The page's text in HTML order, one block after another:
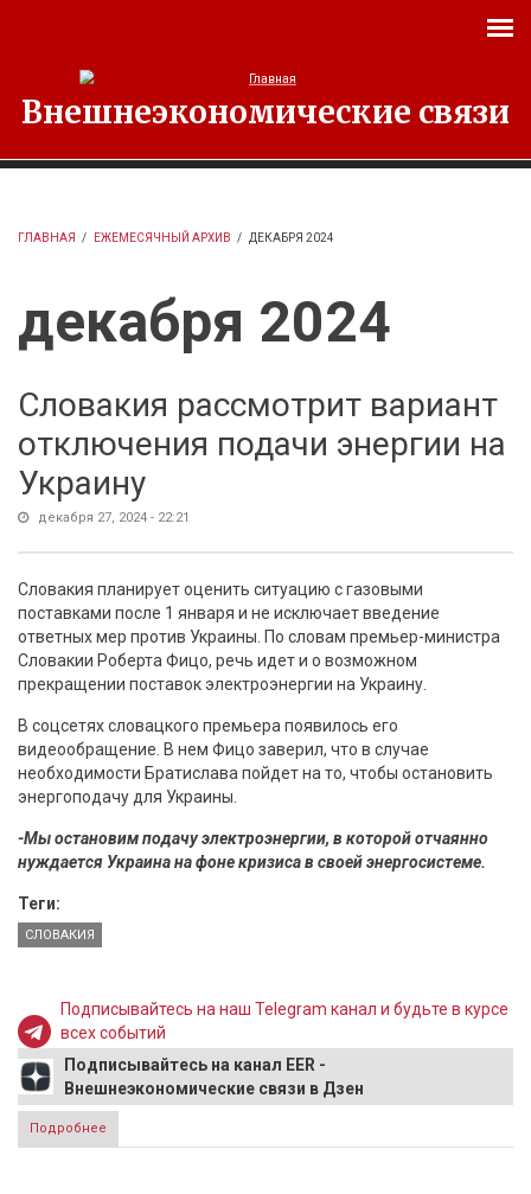
Внешнеэкономические связи
ГЛАВНАЯ / ЕЖЕМЕСЯЧНЫЙ АРХИВ / ДЕКАБРЯ 2024
декабря 2024
Словакия рассмотрит вариант
отключения подачи энергии на
Украину
декабря 27, 2024 - 22:21
Словакия планирует оценить ситуацию с газовыми
поставками после 1 января и не исключает введение
ответных мер против Украины. По словам премьер-министра
Словакии Роберта Фицо, речь идет и о возможном
прекращении поставок электроэнергии на Украину.
В соцсетях словацкого премьера появилось его
видеообращение. В нем Фицо заверил, что в случае
необходимости Братислава пойдет на то, чтобы остановить
энергоподачу для Украины.
-Мы остановим подачу электроэнергии, в которой отчаянно
нуждается Украина на фоне кризиса в своей энергосистеме.
Теги:
СЛОВАКИЯ
Подписывайтесь на наш Telegram канал и будьте в курсе
всех событий
Подписывайтесь на канал EER -
Внешнеэкономические связи в Дзен
Подробнее
энергии на Украину